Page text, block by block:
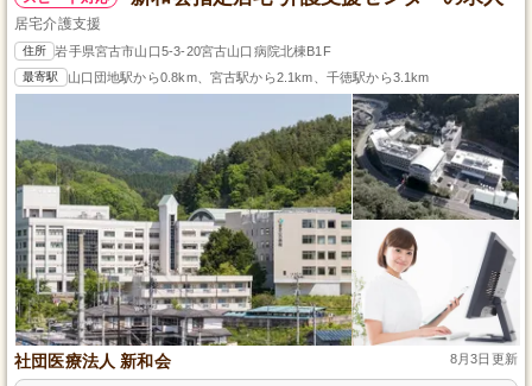
居宅介護支援
住所 岩手県宮古市山口5-3-20宮古山口病院北棟B1F
最寄駅 山口団地駅から0.8km、宮古駅から2.1km、千徳駅から3.1km
社団医療法人 新和会 8月3日更新